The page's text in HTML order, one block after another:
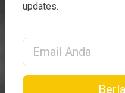
updates.
Email Address